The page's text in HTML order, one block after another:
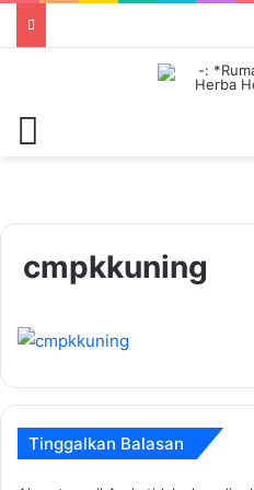
cmpkkuning
Tinggalkan Balasan